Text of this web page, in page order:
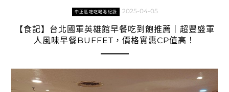
中正區吃吃喝喝紀錄 2025-04-05
【食記】台北國軍英雄館早餐吃到飽推薦｜超豐盛軍
人風味早餐BUFFET，價格實惠CP值高！